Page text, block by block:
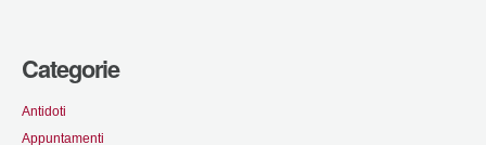
Categorie
Antidoti
Appuntamenti